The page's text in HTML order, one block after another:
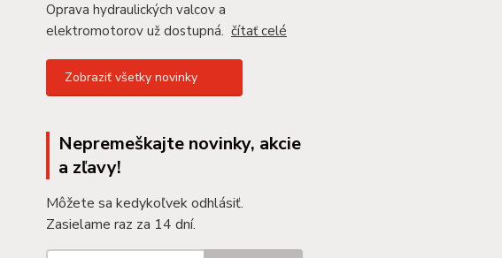
Oprava hydraulických valcov a
elektromotorov už dostupná. čítať celé
Zobraziť všetky novinky
Nepremeškajte novinky, akcie
a zľavy!
Môžete sa kedykoľvek odhlásiť.
Zasielame raz za 14 dní.